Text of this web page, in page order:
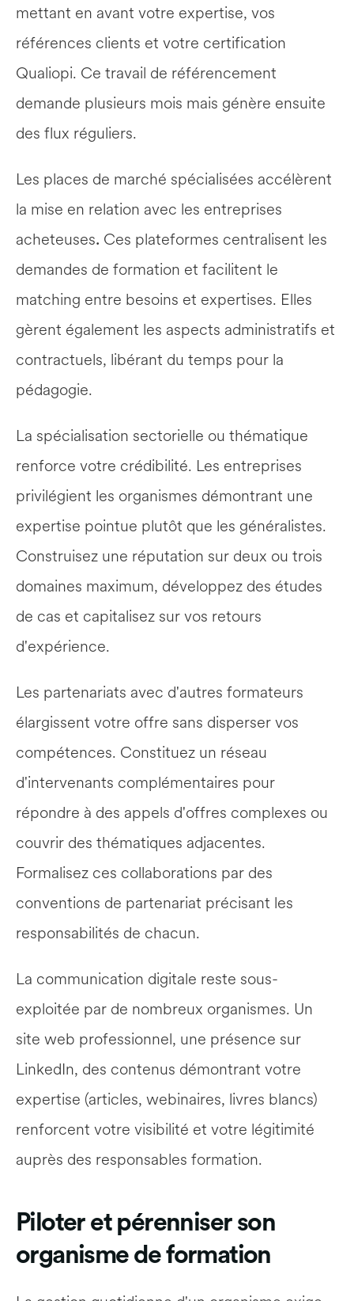
mettant en avant votre expertise, vos
références clients et votre certification
Qualiopi. Ce travail de référencement
demande plusieurs mois mais génère ensuite
des flux réguliers.
Les places de marché spécialisées accélèrent
la mise en relation avec les entreprises
acheteuses. Ces plateformes centralisent les
demandes de formation et facilitent le
matching entre besoins et expertises. Elles
gèrent également les aspects administratifs et
contractuels, libérant du temps pour la
pédagogie.
La spécialisation sectorielle ou thématique
renforce votre crédibilité. Les entreprises
privilégient les organismes démontrant une
expertise pointue plutôt que les généralistes.
Construisez une réputation sur deux ou trois
domaines maximum, développez des études
de cas et capitalisez sur vos retours
d'expérience.
Les partenariats avec d'autres formateurs
élargissent votre offre sans disperser vos
compétences. Constituez un réseau
d'intervenants complémentaires pour
répondre à des appels d'offres complexes ou
couvrir des thématiques adjacentes.
Formalisez ces collaborations par des
conventions de partenariat précisant les
responsabilités de chacun.
La communication digitale reste sous-
exploitée par de nombreux organismes. Un
site web professionnel, une présence sur
LinkedIn, des contenus démontrant votre
expertise (articles, webinaires, livres blancs)
renforcent votre visibilité et votre légitimité
auprès des responsables formation.
Piloter et pérenniser son
organisme de formation